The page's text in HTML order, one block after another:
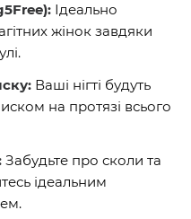
Ідеально
жінок завдяки
Ваші нігті будуть
на протязі всього
Забудьте про сколи та
ідеальним